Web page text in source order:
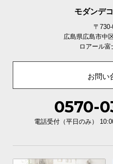
モダンデ
〒
広島県広島市中
ロアール富
お問い
0570-
電話受付（平日のみ）